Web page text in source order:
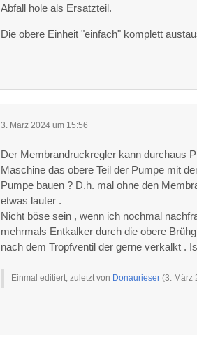
Abfall hole als Ersatzteil.
Die obere Einheit "einfach" komplett
3. März 2024 um 15:56
Der Membrandruckregler kann durchaus
Maschine das obere Teil der Pumpe mit
Pumpe bauen ? D.h. mal ohne den
etwas lauter .
Nicht böse sein , wenn ich nochmal
mehrmals Entkalker durch die obere
nach dem Tropfventil der gerne verkalkt .
Einmal editiert, zuletzt von Donaurieser (3. März